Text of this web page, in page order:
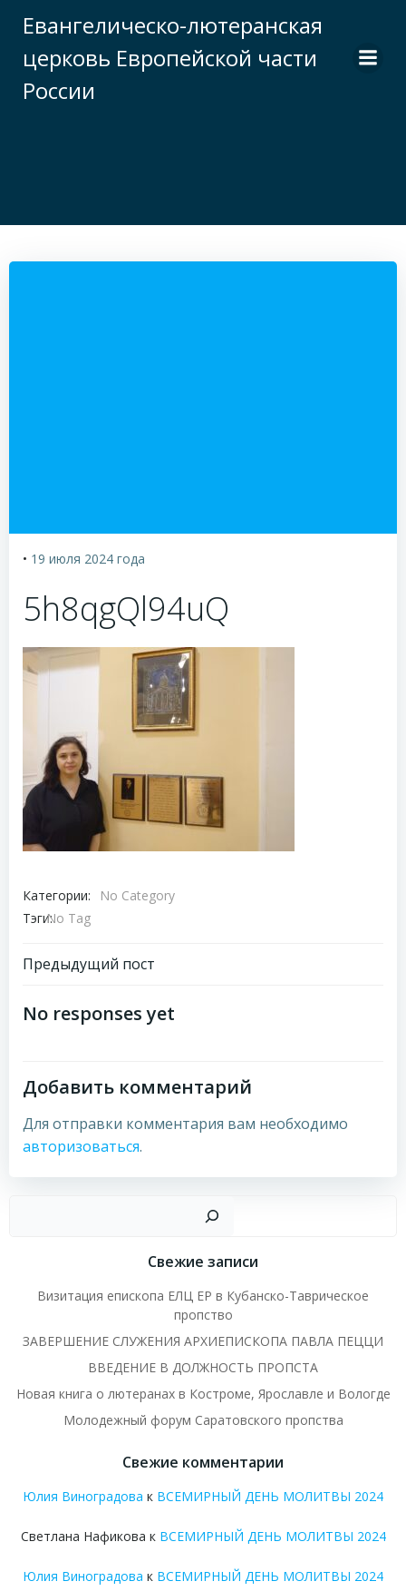
к
содержимому
Евангелическо-лютеранская
церковь Европейской части
России
• 19 июля 2024 года
5h8qgQl94uQ
Категории:
No Category
Тэги:No Tag
Навигация
по
Предыдущий пост
No responses yet
Добавить комментарий
Для отправки комментария вам необходимо
авторизоваться.
Свежие записи
Визитация епископа ЕЛЦ ЕР в Кубанско-Таврическое
пропство
ЗАВЕРШЕНИЕ СЛУЖЕНИЯ АРХИЕПИСКОПА ПАВЛА ПЕЦЦИ
ВВЕДЕНИЕ В ДОЛЖНОСТЬ ПРОПСТА
Новая книга о лютеранах в Костроме, Ярославле и Вологде
Молодежный форум Саратовского пропства
Свежие комментарии
Юлия Виноградова к ВСЕМИРНЫЙ ДЕНЬ МОЛИТВЫ 2024
Светлана Нафикова к ВСЕМИРНЫЙ ДЕНЬ МОЛИТВЫ 2024
Юлия Виноградова к ВСЕМИРНЫЙ ДЕНЬ МОЛИТВЫ 2024